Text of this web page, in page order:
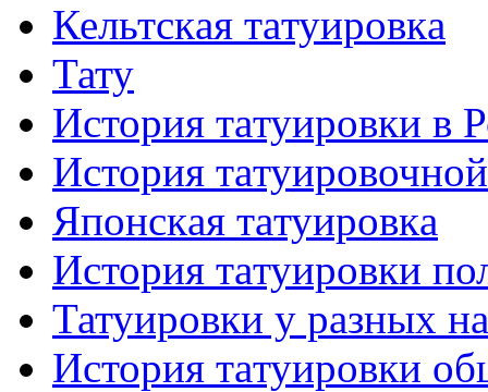
Кельтскaя тaтуировкa
Тату
История тaтуировки в
История
Японскaя тaтуировкa
История тaтуировки
Татуировки у разных
История тaтуировки